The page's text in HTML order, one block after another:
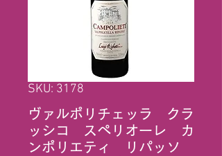
SKU: 3178
ヴァルポリチェッラ クラ
ッシコ スペリオーレ カ
ンポリエティ リパッソ